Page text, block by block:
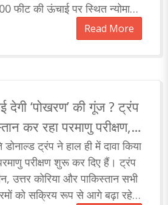
फीट की ऊंचाई पर स्थित न्योमा
Read More
देगी ‘पोखरण’ की गूंज ? ट्रंप
कर रहा परमाणु परीक्षण,
की नई रणनीति ?
डोनाल्ड ट्रंप ने हाल ही में दावा किया
परीक्षण शुरू कर दिए हैं। ट्रंप
कोरिया और पाकिस्तान सभी
को सक्रिय रूप से आगे बढ़ा रहे